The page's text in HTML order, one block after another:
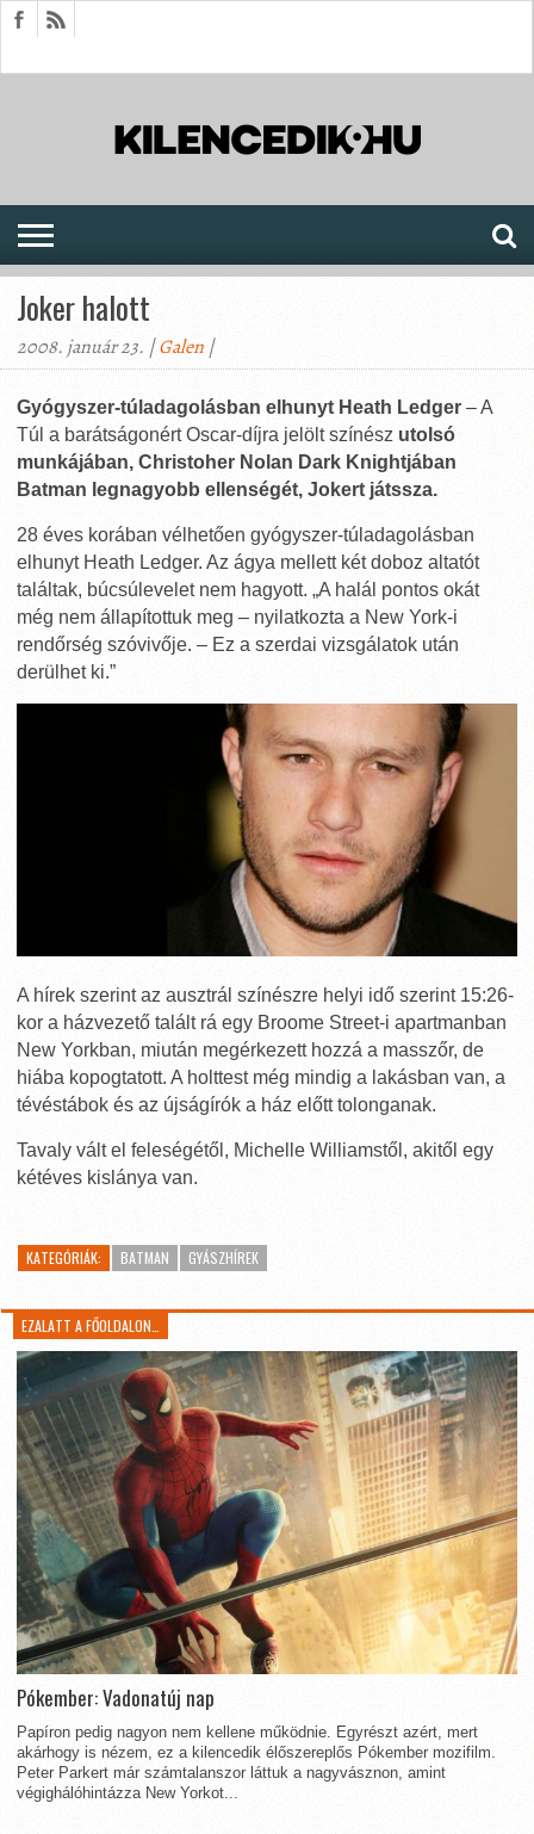
Joker halott
2008. január 23. |Galen |
Gyógyszer-túladagolásban elhunyt Heath Ledger – A
Túl a barátságonért Oscar-díjra jelölt színész utolsó
munkájában, Christoher Nolan Dark Knightjában
Batman legnagyobb ellenségét, Jokert játssza.
28 éves korában vélhetően gyógyszer-túladagolásban
elhunyt Heath Ledger. Az ágya mellett két doboz altatót
találtak, búcsúlevelet nem hagyott. „A halál pontos okát
még nem állapítottuk meg – nyilatkozta a New York-i
rendőrség szóvivője. – Ez a szerdai vizsgálatok után
derülhet ki.”
A hírek szerint az ausztrál színészre helyi idő szerint 15:26-
kor a házvezető talált rá egy Broome Street-i apartmanban
New Yorkban, miután megérkezett hozzá a masszőr, de
hiába kopogtatott. A holttest még mindig a lakásban van, a
tévéstábok és az újságírók a ház előtt tolonganak.
Tavaly vált el feleségétől, Michelle Williamstől, akitől egy
kétéves kislánya van.
KATEGÓRIÁK: BATMAN GYÁSZHÍREK
EZALATT A FŐOLDALON…
Pókember: Vadonatúj nap
Papíron pedig nagyon nem kellene működnie. Egyrészt azért, mert
akárhogy is nézem, ez a kilencedik élőszereplős Pókember mozifilm.
Peter Parkert már számtalanszor láttuk a nagyvásznon, amint
végighálóhintázza New Yorkot...